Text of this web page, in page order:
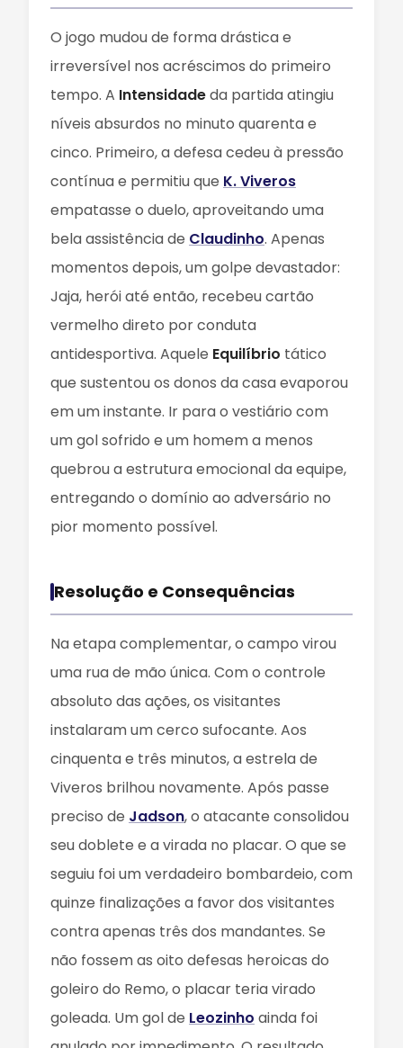
O jogo mudou de forma drástica e
irreversível nos acréscimos do primeiro
tempo. A Intensidadeda partida atingiu
níveis absurdos no minuto quarenta e
cinco. Primeiro, a defesa cedeu à pressão
contínua e permitiu que K. Viveros
empatasse o duelo, aproveitando uma
bela assistência de Claudinho. Apenas
momentos depois, um golpe devastador:
Jaja, herói até então, recebeu cartão
vermelho direto por conduta
antidesportiva. Aquele Equilíbrio tático
que sustentou os donos da casa evaporou
em um instante. Ir para o vestiário com
um gol sofrido e um homem a menos
quebrou a estrutura emocional da equipe,
entregando o domínio ao adversário no
pior momento possível.
Resolução e Consequências
Na etapa complementar, o campo virou
uma rua de mão única. Com o controle
absoluto das ações, os visitantes
instalaram um cerco sufocante. Aos
cinquenta e três minutos, a estrela de
Viveros brilhou novamente. Após passe
preciso de Jadson, o atacante consolidou
seu doblete e a virada no placar. O que se
seguiu foi um verdadeiro bombardeio, com
quinze finalizações a favor dos visitantes
contra apenas três dos mandantes. Se
não fossem as oito defesas heroicas do
goleiro do Remo, o placar teria virado
goleada. Um gol de Leozinho ainda foi